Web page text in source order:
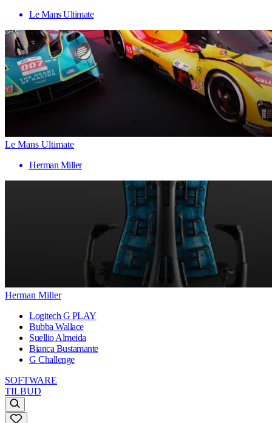
Le Mans Ultimate
Le Mans Ultimate
Herman Miller
Herman Miller
Logitech G PLAY
Bubba Wallace
Suellio Almeida
Bianca Bustamante
G Challenge
SOFTWARE
TILBUD